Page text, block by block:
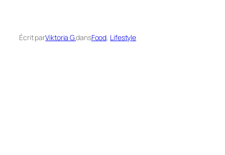
Écrit parViktoria G.dansFood, Lifestyle